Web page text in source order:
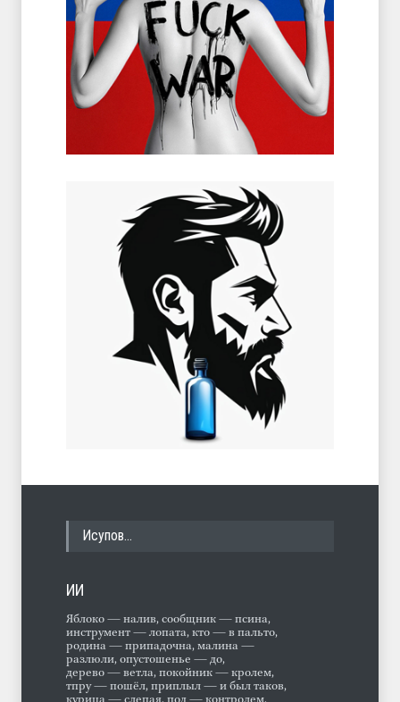
Исупов…
ИИ
Яблоко — налив, сообщник — псина,
инструмент — лопата, кто — в пальто,
родина — припадочна, малина —
разлюли, опустошенье — до,
дерево — ветла, покойник — кролем,
тпру — пошёл, приплыл — и был таков,